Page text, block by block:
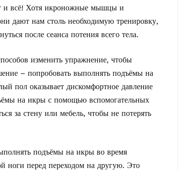
и всё! Хотя икроножные мышцы и
дают нам столь необходимую тренировку,
после сеанса потения всего тела.
изменить упражнение, чтобы
– попробовать выполнять подъёмы на
пол оказывает дискомфортное давление
на икры с помощью вспомогательных
за стену или мебель, чтобы не потерять
подъёмы на икры во время
ноги перед переходом на другую. Это